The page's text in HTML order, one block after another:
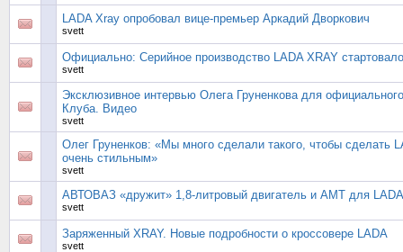
LADA Xray опробовал вице-премьер Аркадий Дворкович
svett
Официально: Серийное производство LADA XRAY стартовало
svett
Эксклюзивное интервью Олега Груненкова для
Клуба. Видео
svett
Олег Груненков: «Мы много сделали такого, чтобы сделать
очень стильным»
svett
АВТОВАЗ «дружит» 1,8-литровый двигатель и АМТ для
svett
Заряженный XRAY. Новые подробности о кроссовере LADA
svett